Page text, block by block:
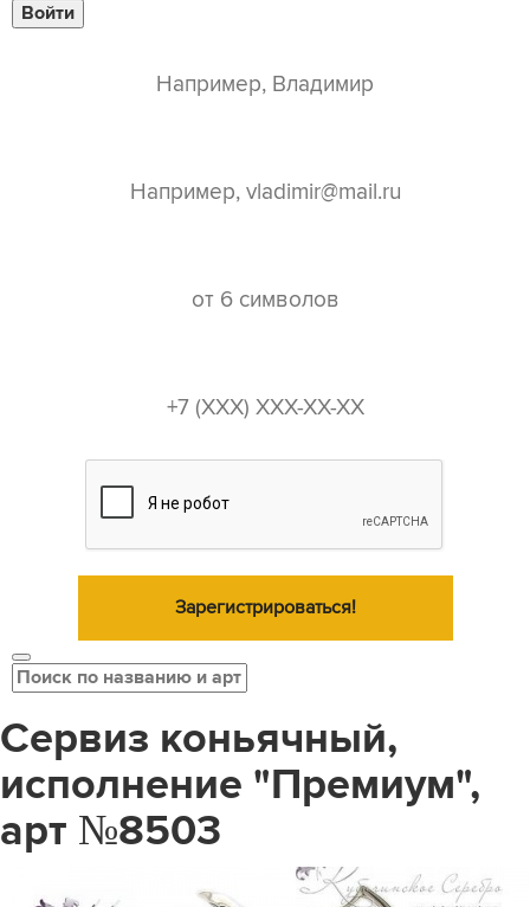
Войти
Зарегистрироваться!
Сервиз коньячный,
исполнение "Премиум",
арт №8503